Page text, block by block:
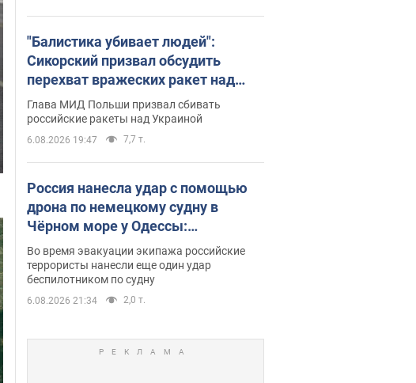
"Балистика убивает людей":
Сикорский призвал обсудить
перехват вражеских ракет над
Украиной
Глава МИД Польши призвал сбивать
российские ракеты над Украиной
6.08.2026 19:47 7,7 т.
Россия нанесла удар с помощью
дрона по немецкому судну в
Чёрном море у Одессы:
подробности
Во время эвакуации экипажа российские
террористы нанесли еще один удар
беспилотником по судну
6.08.2026 21:34 2,0 т.